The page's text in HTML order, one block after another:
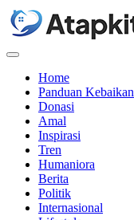
Menu
Home
Panduan Kebaikan
Donasi
Amal
Inspirasi
Tren
Humaniora
Berita
Politik
Internasional